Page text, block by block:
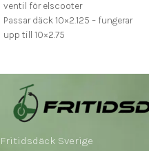
ventil för elscooter
Passar däck 10×2.125 – fungerar
upp till 10×2.75
Fritidsdäck Sverige